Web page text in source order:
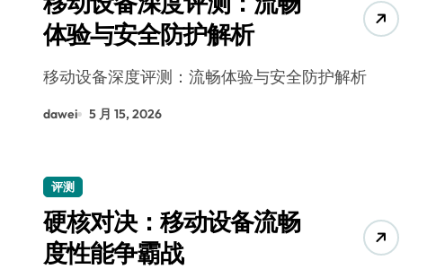
体验与安全防护解析
移动设备深度评测：流畅体验与安全防护解析
dawei 5 月 15, 2026
评测
硬核对决：移动设备流畅
度性能争霸战